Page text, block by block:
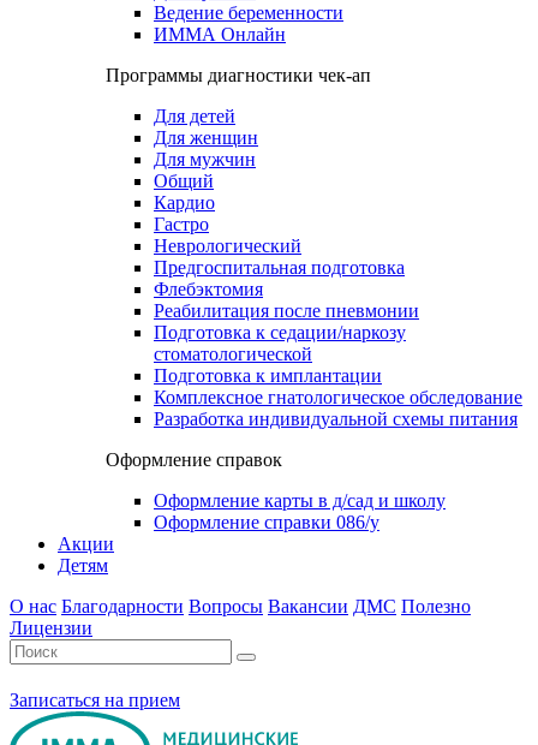
Ведение беременности
ИММА Онлайн
Программы диагностики чек-ап
Для детей
Для женщин
Для мужчин
Общий
Кардио
Гастро
Неврологический
Предгоспитальная подготовка
Флебэктомия
Реабилитация после пневмонии
Подготовка к седации/наркозу
стоматологической
Подготовка к имплантации
Комплексное гнатологическое обследование
Разработка индивидуальной схемы питания
Оформление справок
Оформление карты в д/сад и школу
Оформление справки 086/у
Акции
Детям
О нас Благодарности Вопросы Вакансии ДМС Полезно
Лицензии
Записаться на прием